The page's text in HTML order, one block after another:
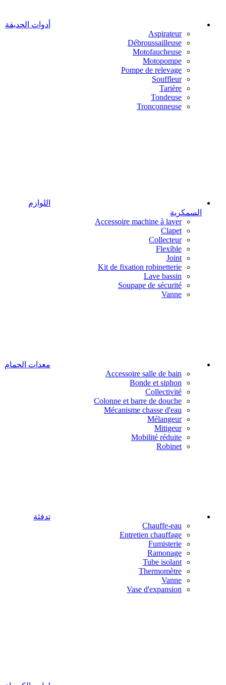
أدوات الحديقة
Aspirateur
Débroussailleuse
Motofaucheuse
Motopompe
Pompe de relevage
Souffleur
Tarière
Tondeuse
Tronçonneuse
اللوازم
السمكرية
Accessoire machine à laver
Clapet
Collecteur
Flexible
Joint
Kit de fixation robinetterie
Lave bassin
Soupape de sécurité
Vanne
معدات الحمام
Accessoire salle de bain
Bonde et siphon
Collectivité
Colonne et barre de douche
Mécanisme chasse d'eau
Mélangeur
Mitigeur
Mobilité réduite
Robinet
تدفئة
Chauffe-eau
Entretien chauffage
Fumisterie
Ramonage
Tube isolant
Thermomètre
Vanne
Vase d'expansion